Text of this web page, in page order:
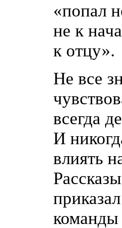
«попал
не к
к отцу».
Не все
всегда
И
влиять
команды